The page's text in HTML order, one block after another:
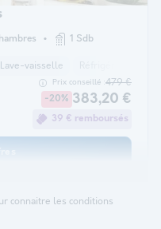
1 Sdb
Lave-vaisselle
Prix conseillé :479 €
-20% 383,20 €
39 € remboursés
connaitre les conditions